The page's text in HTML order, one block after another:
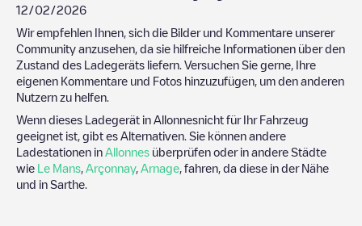
12/02/2026
Wir empfehlen Ihnen, sich die Bilder und Kommentare unserer
Community anzusehen, da sie hilfreiche Informationen über den
Zustand des Ladegeräts liefern. Versuchen Sie gerne, Ihre
eigenen Kommentare und Fotos hinzuzufügen, um den anderen
Nutzern zu helfen.
Wenn dieses Ladegerät in Allonnesnicht für Ihr Fahrzeug
geeignet ist, gibt es Alternativen. Sie können andere
Ladestationen in Allonnes überprüfen oder in andere Städte
wie Le Mans Arçonnay, Arnage , fahren, da diese in der Nähe
und in Sarthe